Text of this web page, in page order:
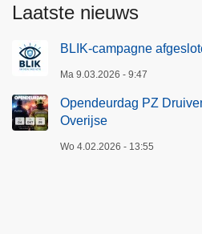
Laatste nieuws
BLIK-campagne
Ma 9.03.2026 - 9:47
Opendeurdag PZ
Overijse
Wo 4.02.2026 - 13:55